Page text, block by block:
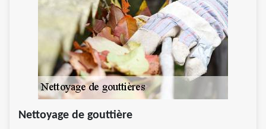
Nettoyage de gouttière